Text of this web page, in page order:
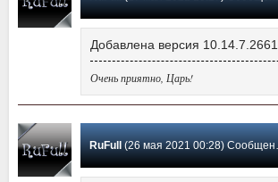
Добавлена версия 10.14.7.2661
Очень приятно, Царь!
RuFull (26 мая 2021 00:28) Сообщение #243